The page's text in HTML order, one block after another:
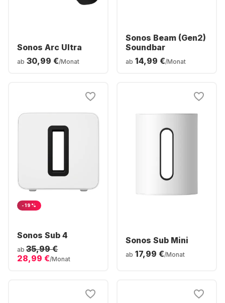
Sonos Arc Ultra
ab 30,99 €/Monat
Sonos Beam (Gen2)
Soundbar
ab 14,99 €/Monat
-19%
Sonos Sub 4
ab 35,99 €
28,99 €/Monat
Sonos Sub Mini
ab 17,99 €/Monat